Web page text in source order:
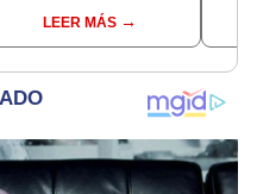
discusiónLEER MÁS